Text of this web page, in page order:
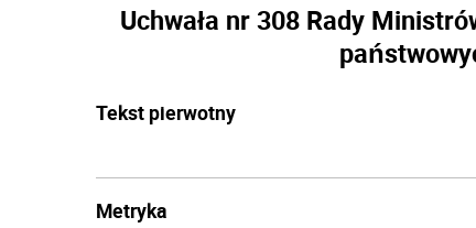
Uchwała nr 308 Rady
Tekst pierwotny
Metryka